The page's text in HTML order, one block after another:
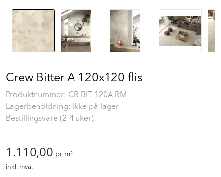
Crew Bitter A 120x120 flis
Produktnummer: CR BIT 120A RM
Lagerbeholdning: Ikke på lager
Bestillingsvare (2-4 uker)
1.110,00 pr m²
inkl. mva.